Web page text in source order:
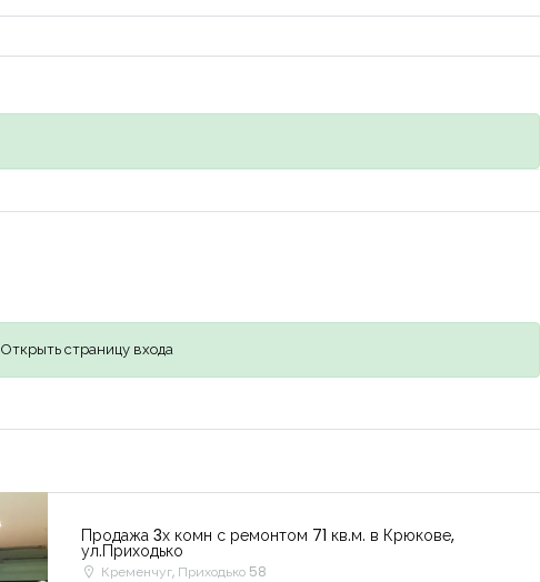
Открыть страницу входа
Продажа 3х комн с ремонтом 71 кв.м. в Крюкове,
ул.Приходько
Кременчуг, Приходько 58